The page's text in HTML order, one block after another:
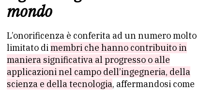
mondo
L’onorificenza è conferita ad un numero molto
limitato dimembri che hanno contribuito in
maniera significativa al progresso o alle
applicazioni nel campo dell’ingegneria, della
scienza e della tecnologia, affermandosi come